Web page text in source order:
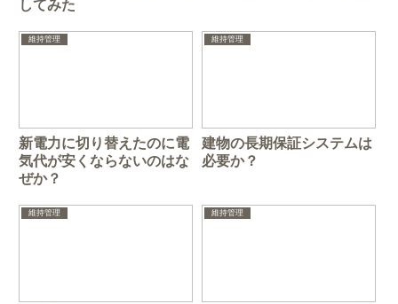
してみた
維持管理
新電力に切り替えたのに電
気代が安くならないのはな
ぜか？
維持管理
建物の長期保証システムは
必要か？
維持管理 維持管理